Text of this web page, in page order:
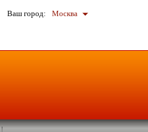
Ваш город: Москва